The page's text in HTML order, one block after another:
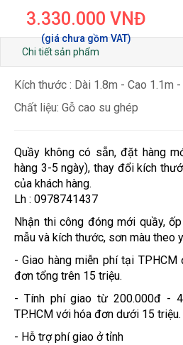
3.330.000 VNĐ
Chi tiết sản phẩm
Kích thước : Dài 1.8m - Cao 1.1m
Chất liệu: Gỗ cao su ghép
Quầy không có sẵn, đặt hàng
hàng 3-5 ngày), thay đổi kích
của khách hàng.
Lh : 0978741437
Nhận thi công đóng mới quầy,
mẫu và kích thước, sơn màu theo
- Giao hàng miễn phí tại
đơn tổng trên 15 triệu.
- Tính phí giao từ 200.000đ -
TP.HCM với hóa đơn dưới 15 triệu.
- Hỗ trợ phí giao ở tỉnh